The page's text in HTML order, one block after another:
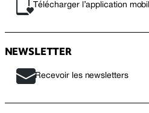
Télécharger l’application
NEWSLETTER
Recevoir les newsletters